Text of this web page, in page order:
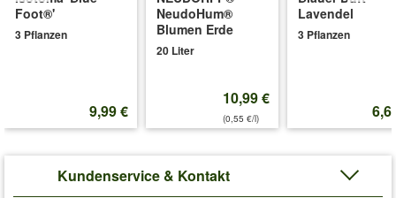
Foot®'
3 Pflanzen
9,99 €
NeudoHum®
Blumen Erde
20 Liter
10,99 €
(0,55 €/l)
Lavendel
3 Pflanzen
Kundenservice & Kontakt